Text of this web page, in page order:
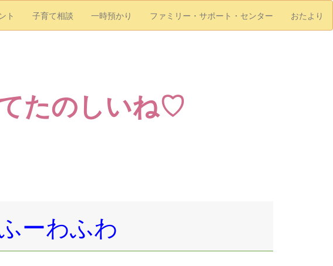
ト 子育て相談 一時預かり ファミリー・サポート・センター おたより
たのしいね♡
ーわふわ